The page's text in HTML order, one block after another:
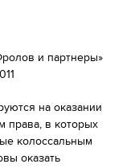
и партнеры»
на оказании
права, в которых
колоссальным
оказать